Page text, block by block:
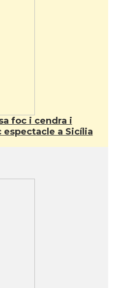
foc i cendra i
a Sicília